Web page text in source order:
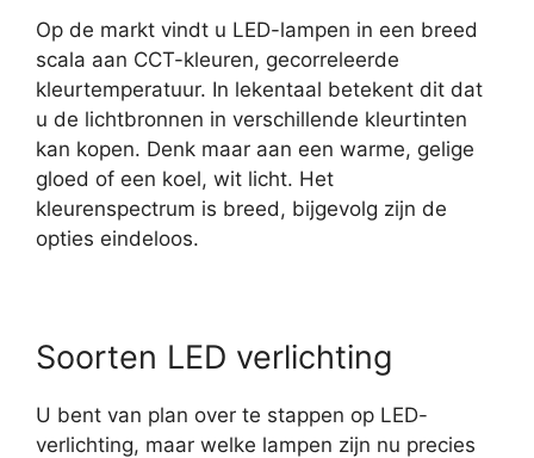
Op de markt vindt u LED-lampen in een breed
scala aan CCT-kleuren, gecorreleerde
kleurtemperatuur. In lekentaal betekent dit dat
u de lichtbronnen in verschillende kleurtinten
kan kopen. Denk maar aan een warme, gelige
gloed of een koel, wit licht. Het
kleurenspectrum is breed, bijgevolg zijn de
opties eindeloos.
Soorten LED verlichting
U bent van plan over te stappen op LED-
verlichting, maar welke lampen zijn nu precies